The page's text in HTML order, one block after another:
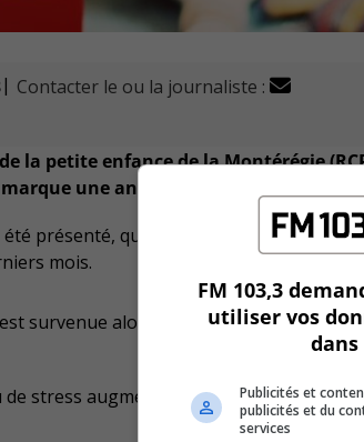
| Contacter le ou la journaliste :
la petite enfance de la Montérégie
une année de lutte contre la
présenté, qui illustre comment les
mois.
survenue alors que le réseau des CPE
stress augmenter et leur bien-être au
FM 103,3
utiliser vos
dans
Publicités et
publicités et du
services